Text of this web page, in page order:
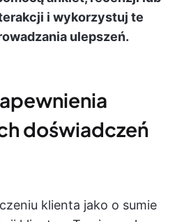
i wykorzystuj te
ulepszeń.
doświadczeń
klienta jako o sumie